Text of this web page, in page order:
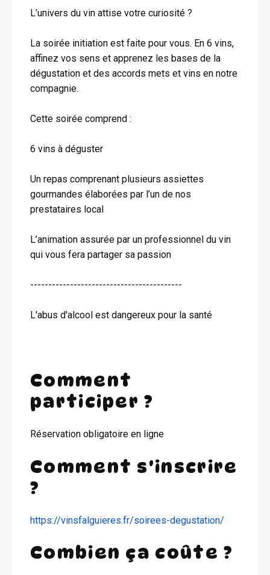
L’univers du vin attise votre curiosité ?
La soirée initiation est faite pour vous. En 6 vins,
affinez vos sens et apprenez les bases de la
dégustation et des accords mets et vins en notre
compagnie.
Cette soirée comprend :
6 vins à déguster
Un repas comprenant plusieurs assiettes
gourmandes élaborées par l’un de nos
prestataires local
L’animation assurée par un professionnel du vin
qui vous fera partager sa passion
------------------------------------------
L'abus d'alcool est dangereux pour la santé
Comment
participer ?
Réservation obligatoire en ligne
Comment s'inscrire
?
https://vinsfalguieres.fr/soirees-degustation/
Combien ça coûte ?